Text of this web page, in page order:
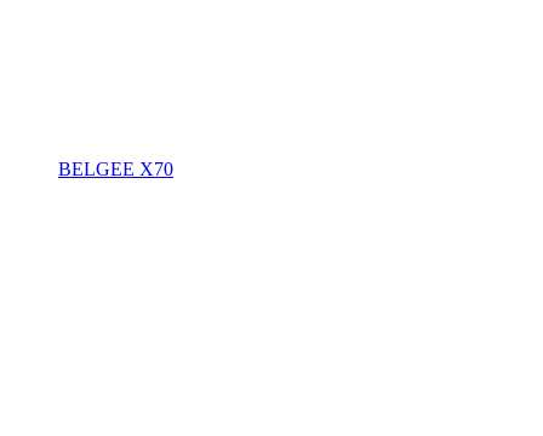
BELGEE X70